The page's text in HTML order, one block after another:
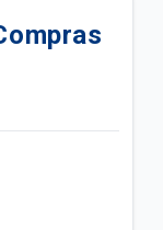
Express
en la